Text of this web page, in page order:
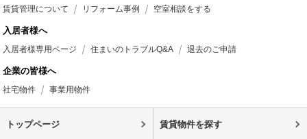
賃貸管理について リフォーム事例 空室相談をする
入居者様へ
入居者様専用ページ 住まいのトラブルQ&A 退去のご申請
企業の皆様へ
社宅物件 事業用物件
トップページ 賃貸物件を探す